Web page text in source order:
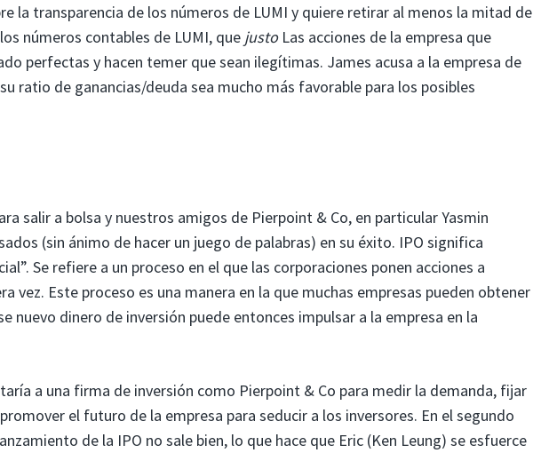
la transparencia de los números de LUMI y quiere retirar al menos la mitad de
números contables de LUMI, que justoLas acciones de la empresa que
perfectas y hacen temer que sean ilegítimas. James acusa a la empresa de
ratio de ganancias/deuda sea mucho más favorable para los posibles
salir a bolsa y nuestros amigos de Pierpoint & Co, en particular Yasmin
​​(sin ánimo de hacer un juego de palabras) en su éxito. IPO significa
Se refiere a un proceso en el que las corporaciones ponen acciones a
vez. Este proceso es una manera en la que muchas empresas pueden obtener
nuevo dinero de inversión puede entonces impulsar a la empresa en la
a una firma de inversión como Pierpoint & Co para medir la demanda, fijar
el futuro de la empresa para seducir a los inversores. En el segundo
de la IPO no sale bien, lo que hace que Eric (Ken Leung) se esfuerce